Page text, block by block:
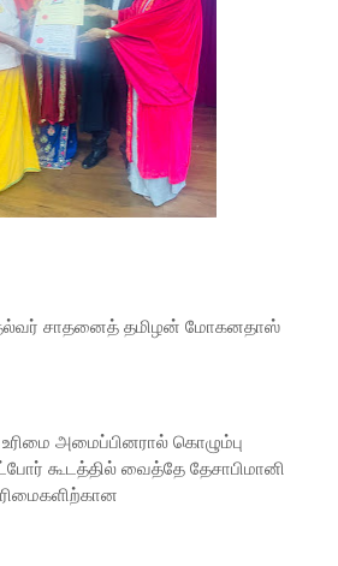
சாதனைத் தமிழன் மோகனதாஸ்
அமைப்பினரால் கொழும்பு
கூடத்தில் வைத்தே தேசாபிமானி